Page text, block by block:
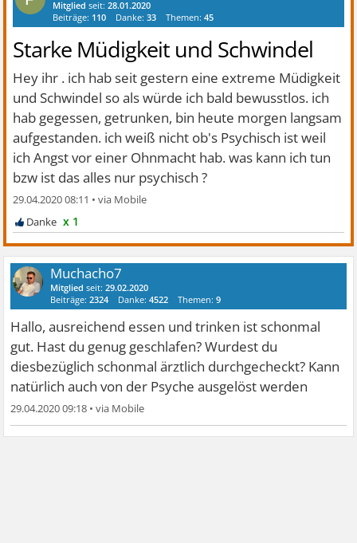
Mitglied seit:28.01.2020
Beiträge: 110 Danke:33 Themen:45
Starke Müdigkeit und Schwindel
Hey ihr . ich hab seit gestern eine extreme Müdigkeit
und Schwindel so als würde ich bald bewusstlos. ich
hab gegessen, getrunken, bin heute morgen langsam
aufgestanden. ich weiß nicht ob's Psychisch ist weil
ich Angst vor einer Ohnmacht hab. was kann ich tun
bzw ist das alles nur psychisch ?
29.04.2020 08:11 •
x 1
Muchacho7
Mitglied seit:29.02.2020
Beiträge:2324 Danke:4522 Themen:9
Hallo, ausreichend essen und trinken ist schonmal
gut. Hast du genug geschlafen? Wurdest du
diesbezüglich schonmal ärztlich durchgecheckt? Kann
natürlich auch von der Psyche ausgelöst werden
29.04.2020 09:18 •